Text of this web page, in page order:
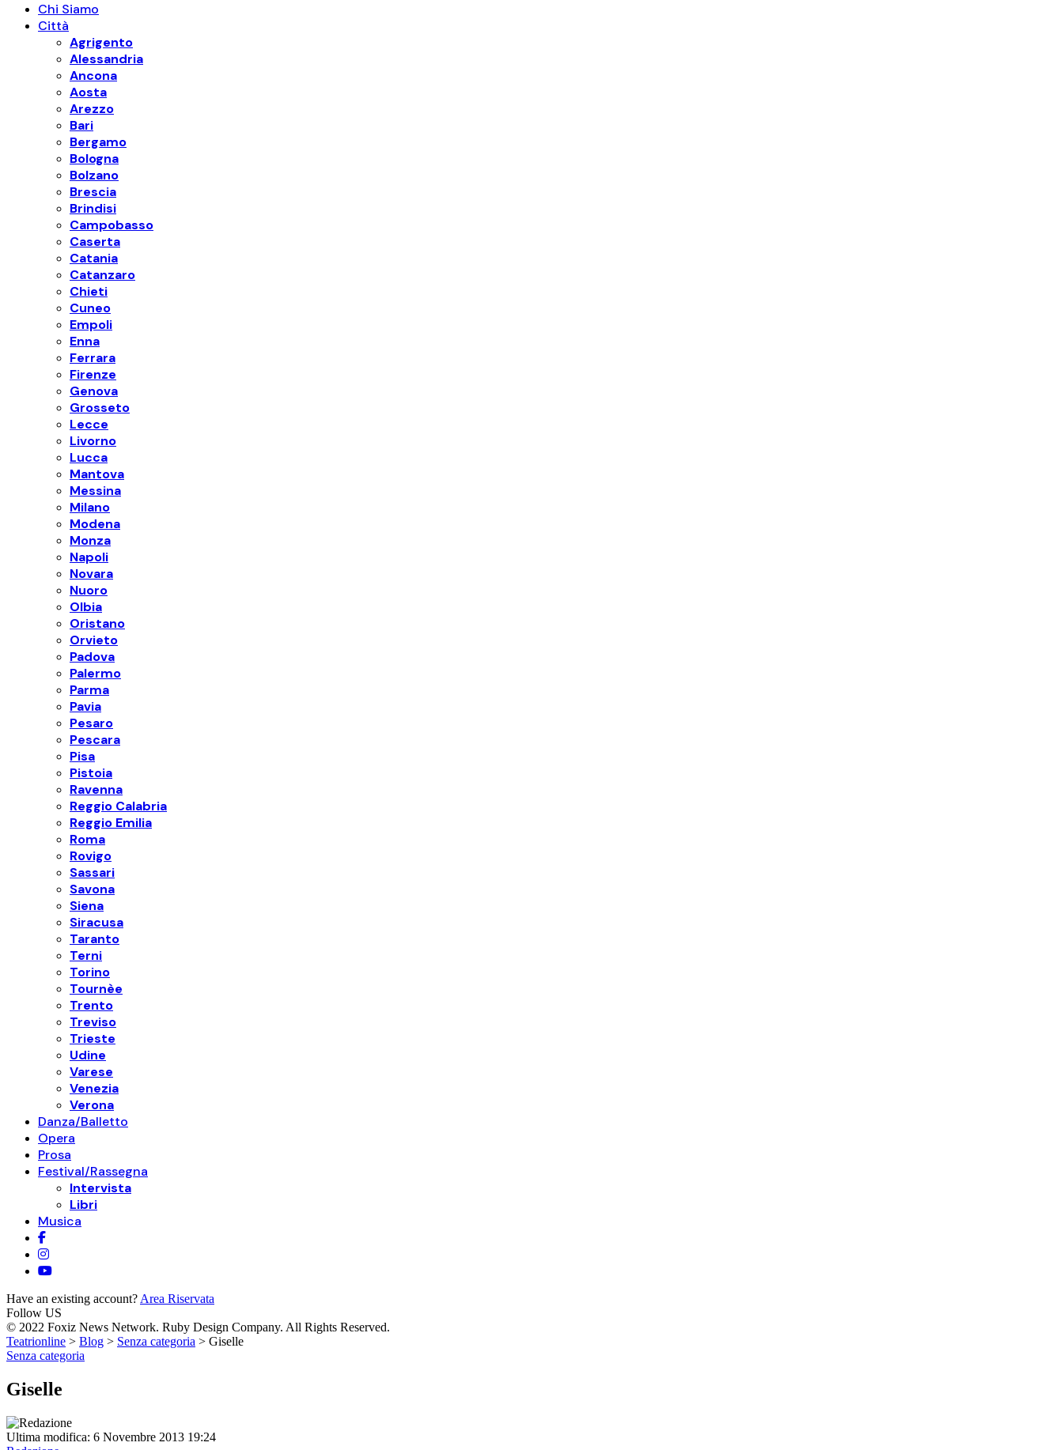
Chi Siamo
Città
Agrigento
Alessandria
Ancona
Aosta
Arezzo
Bari
Bergamo
Bologna
Bolzano
Brescia
Brindisi
Campobasso
Caserta
Catania
Catanzaro
Chieti
Cuneo
Empoli
Enna
Ferrara
Firenze
Genova
Grosseto
Lecce
Livorno
Lucca
Mantova
Messina
Milano
Modena
Monza
Napoli
Novara
Nuoro
Olbia
Oristano
Orvieto
Padova
Palermo
Parma
Pavia
Pesaro
Pescara
Pisa
Pistoia
Ravenna
Reggio Calabria
Reggio Emilia
Roma
Rovigo
Sassari
Savona
Siena
Siracusa
Taranto
Terni
Torino
Tournèe
Trento
Treviso
Trieste
Udine
Varese
Venezia
Verona
Danza/Balletto
Opera
Prosa
Festival/Rassegna
Intervista
Libri
Musica
Have an existing account? Area Riservata
Follow US
© 2022 Foxiz News Network. Ruby Design Company. All Rights Reserved.
Teatrionline > Blog > Senza categoria > Giselle
Senza categoria
Giselle
Ultima modifica: 6 Novembre 2013 19:24